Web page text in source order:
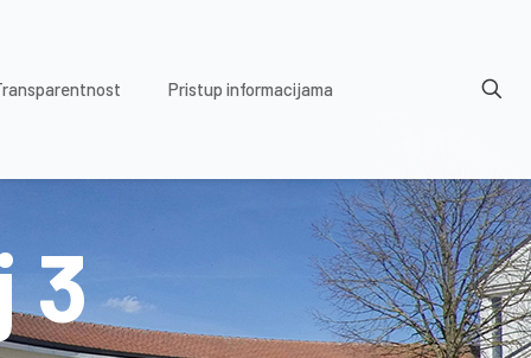
Pristup informacijama
3